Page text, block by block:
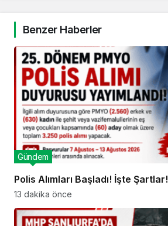
Benzer Haberler
Polis Alımları Başladı! İşte Şartlar!
Gündem
13 dakika önce